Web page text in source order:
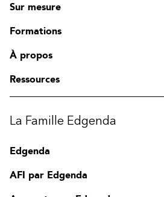
Sur mesure
Formations
À propos
Ressources
La Famille Edgenda
Edgenda
AFI par Edgenda